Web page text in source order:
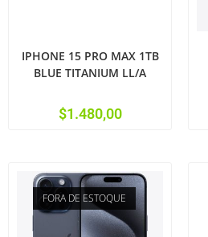
IPHONE 15 PRO MAX 1TB
BLUE TITANIUM LL/A
$1.480,00
FORA DE ESTOQUE